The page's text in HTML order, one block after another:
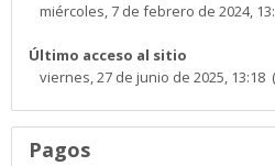
miércoles, 7 de febrero de 2024,
Último acceso al sitio
viernes, 27 de junio de 2025, 13:18
Pagos